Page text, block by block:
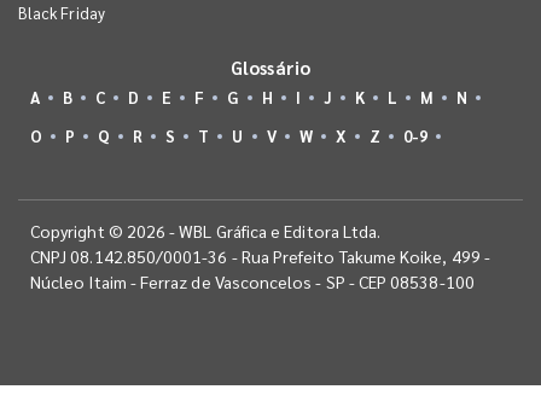
Black Friday
Glossário
A B C D E F G H I J K L M
N
O
P Q R S T U V W X Z 0-9
Copyright © 2026 - WBL Gráfica e Editora Ltda.
CNPJ 08.142.850/0001-36 - Rua Prefeito Takume Koike, 499 -
Núcleo Itaim - Ferraz de Vasconcelos - SP - CEP 08538-100